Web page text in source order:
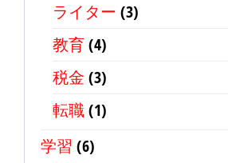
ライター (3)
教育(4)
税金 (3)
転職(1)
学習 (6)